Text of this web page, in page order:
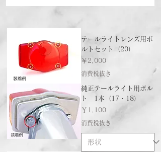
テールライトレンズ用ボ
ルトセット（20）
価格
￥2,000
消費税抜き
純正テールライト用ボル
ト 1本（17・18）
価格
￥1,100
消費税抜き